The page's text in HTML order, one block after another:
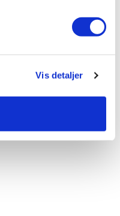
Vis detaljer